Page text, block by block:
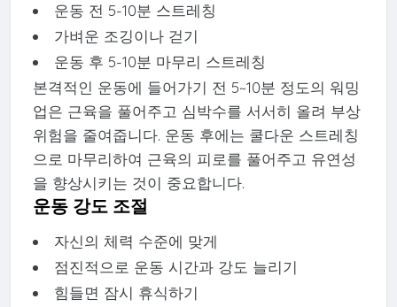
운동 전 5-10분 스트레칭
가벼운 조깅이나 걷기
운동 후 5-10분 마무리 스트레칭
본격적인 운동에 들어가기 전 5~10분 정도의 워밍
업은 근육을 풀어주고 심박수를 서서히 올려 부상
위험을 줄여줍니다. 운동 후에는 쿨다운 스트레칭
으로 마무리하여 근육의 피로를 풀어주고 유연성
을 향상시키는 것이 중요합니다.
운동 강도 조절
자신의 체력 수준에 맞게
점진적으로 운동 시간과 강도 늘리기
힘들면 잠시 휴식하기